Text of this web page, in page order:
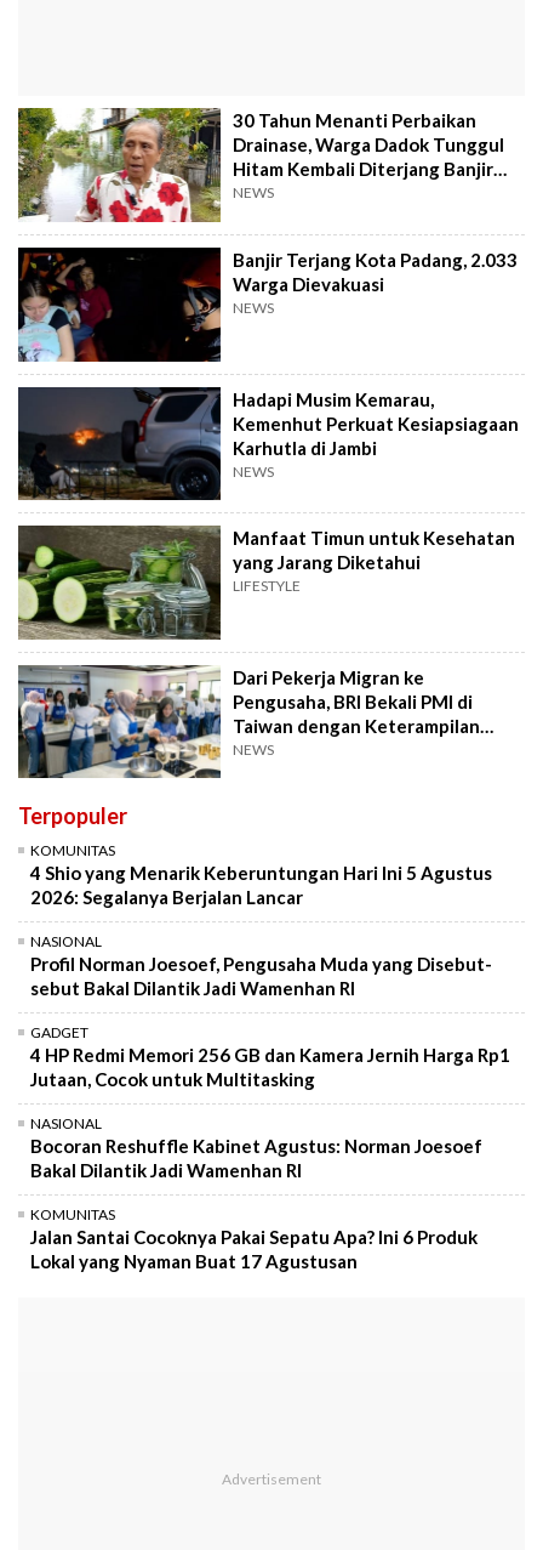
30 Tahun Menanti Perbaikan
Drainase, Warga Dadok Tunggul
Hitam Kembali Diterjang Banjir
Parah
NEWS
Banjir Terjang Kota Padang, 2.033
Warga Dievakuasi
NEWS
Hadapi Musim Kemarau,
Kemenhut Perkuat Kesiapsiagaan
Karhutla di Jambi
NEWS
Manfaat Timun untuk Kesehatan
yang Jarang Diketahui
LIFESTYLE
Dari Pekerja Migran ke
Pengusaha, BRI Bekali PMI di
Taiwan dengan Keterampilan
Bisnis
NEWS
Terpopuler
KOMUNITAS
4 Shio yang Menarik Keberuntungan Hari Ini 5 Agustus
2026: Segalanya Berjalan Lancar
NASIONAL
Profil Norman Joesoef, Pengusaha Muda yang Disebut-
sebut Bakal Dilantik Jadi Wamenhan RI
GADGET
4 HP Redmi Memori 256 GB dan Kamera Jernih Harga Rp1
Jutaan, Cocok untuk Multitasking
NASIONAL
Bocoran Reshuffle Kabinet Agustus: Norman Joesoef
Bakal Dilantik Jadi Wamenhan RI
KOMUNITAS
Jalan Santai Cocoknya Pakai Sepatu Apa? Ini 6 Produk
Lokal yang Nyaman Buat 17 Agustusan